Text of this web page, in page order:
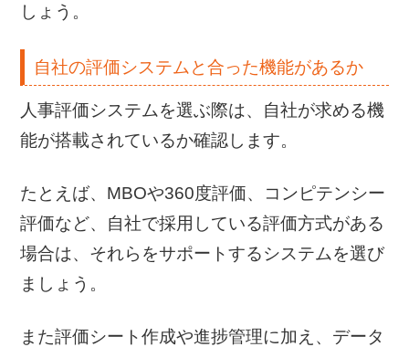
しょう。
自社の評価システムと合った機能があるか
人事評価システムを選ぶ際は、自社が求める機
能が搭載されているか確認します。
たとえば、MBOや360度評価、コンピテンシー
評価など、自社で採用している評価方式がある
場合は、それらをサポートするシステムを選び
ましょう。
また評価シート作成や進捗管理に加え、データ